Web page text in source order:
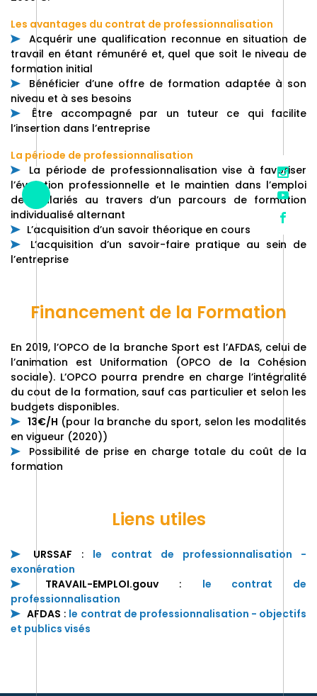
Les avantages du contrat de professionnalisation
Acquérir une qualification reconnue en situation de
travail en étant rémunéré et, quel que soit le niveau de
formation initial
Bénéficier d’une offre de formation adaptée à son
niveau et à ses besoins
Être accompagné par un tuteur ce qui facilite
l’insertion dans l’entreprise
La période de professionnalisation
La période de professionnalisation vise à favoriser
l’évolution professionnelle et le maintien dans l’emploi
des salariés au travers d’un parcours de formation
individualisé alternant
L’acquisition d’un savoir théorique en cours
L’acquisition d’un savoir-faire pratique au sein de
l’entreprise
Financement de la Formation
En 2019, l’OPCO de la branche Sport est l’AFDAS, celui de
l’animation est Uniformation (OPCO de la Cohésion
sociale). L’OPCO pourra prendre en charge l’intégralité
du cout de la formation, sauf cas particulier et selon les
budgets disponibles.
13€/H (pour la branche du sport, selon les modalités
en vigueur (2020))
Possibilité de prise en charge totale du coût de la
formation
Liens utiles
URSSAF :
le contrat de professionnalisation -
exonération
TRAVAIL-EMPLOI.gouv:
le contrat de
professionnalisation
AFDAS : le contrat de professionnalisation - objectifs
et publics visés